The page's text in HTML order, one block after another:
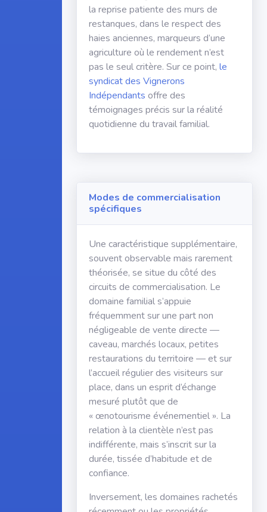
la reprise patiente des murs de
restanques, dans le respect des
haies anciennes, marqueurs d’une
agriculture où le rendement n’est
pas le seul critère. Sur ce point, le
syndicat des Vignerons
Indépendants offre des
témoignages précis sur la réalité
quotidienne du travail familial.
Modes de commercialisation
spécifiques
Une caractéristique supplémentaire,
souvent observable mais rarement
théorisée, se situe du côté des
circuits de commercialisation. Le
domaine familial s’appuie
fréquemment sur une part non
négligeable de vente directe —
caveau, marchés locaux, petites
restaurations du territoire — et sur
l’accueil régulier des visiteurs sur
place, dans un esprit d’échange
mesuré plutôt que de
« œnotourisme événementiel ». La
relation à la clientèle n’est pas
indifférente, mais s’inscrit sur la
durée, tissée d’habitude et de
confiance.
Inversement, les domaines rachetés